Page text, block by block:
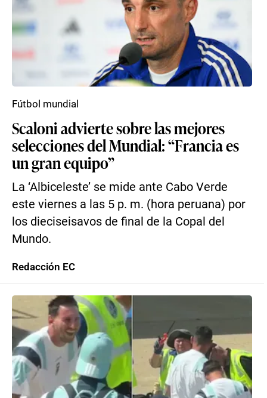
Scaloni advierte sobre las mejores
selecciones del Mundial: “Francia es
un gran equipo”
La ‘Albiceleste’ se mide ante Cabo Verde
este viernes a las 5 p. m. (hora peruana) por
los dieciseisavos de final de la Copal del
Mundo.
Fútbol mundial
Redacción EC